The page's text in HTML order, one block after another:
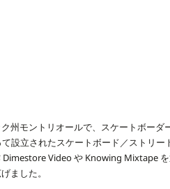
州モントリオールで、スケートボーダ
設立されたスケートボード／ストリー
Video や Knowing Mixtape
ました。